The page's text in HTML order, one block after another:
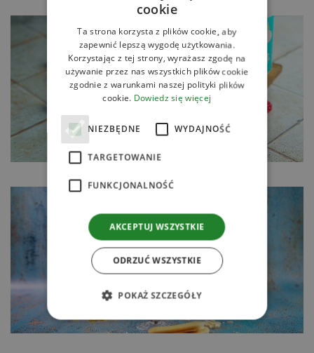
cookie
Ta strona korzysta z plików cookie, aby
zapewnić lepszą wygodę użytkowania.
Korzystając z tej strony, wyrażasz zgodę na
używanie przez nas wszystkich plików cookie
zgodnie z warunkami naszej polityki plików
cookie. Dowiedz się więcej
NIEZBĘDNE WYDAJNOŚĆ
TARGETOWANIE
FUNKCJONALNOŚĆ
AKCEPTUJ WSZYSTKIE
ODRZUĆ WSZYSTKIE
POKAŻ SZCZEGÓŁY